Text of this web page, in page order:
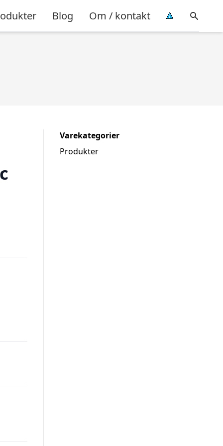
Blog Om / kontakt
Varekategorier
Produkter